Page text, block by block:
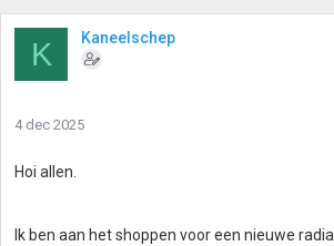
K Kaneelschep
4 dec 2025
Hoi allen.
Ik ben aan het shoppen voor een nieuwe